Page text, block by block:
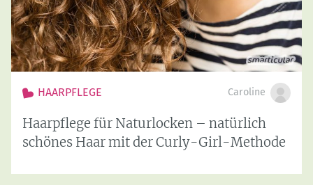
HAARPFLEGE Caroline
Haarpflege für Naturlocken – natürlich
schönes Haar mit der Curly-Girl-Methode